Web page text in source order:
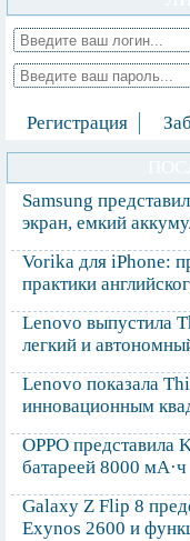
Регистрация
Samsung
экран, емкий
Vorika для iPhone:
практики
Lenovo выпустила
легкий и
Lenovo показала
инновационным
OPPO представила
батареей 8000 мА·ч
Galaxy Z Flip 8
Exynos 2600 и